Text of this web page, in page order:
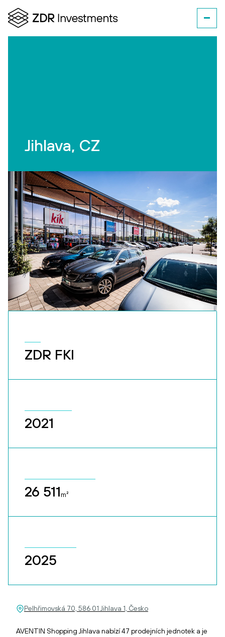
Jihlava, CZ
ZDR FKI
2021
26 511m²
2025
Pelhřimovská 70, 586 01 Jihlava 1, Česko
AVENTIN Shopping Jihlava nabízí 47 prodejních jednotek a je